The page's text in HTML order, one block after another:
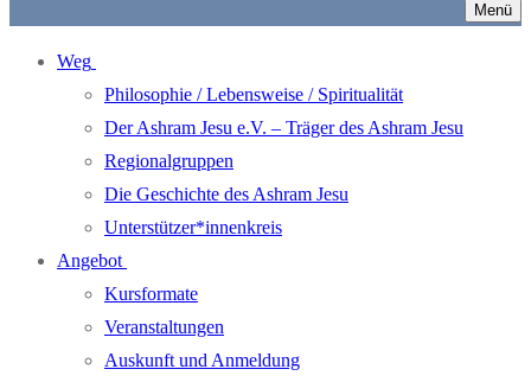
Menü
Weg
Philosophie / Lebensweise / Spiritualität
Der Ashram Jesu e.V. – Träger des Ashram Jesu
Regionalgruppen
Die Geschichte des Ashram Jesu
Unterstützer*innenkreis
Angebot
Kursformate
Veranstaltungen
Auskunft und Anmeldung